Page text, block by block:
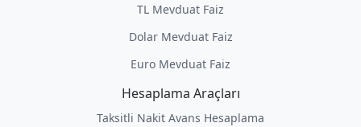
TL Mevduat Faiz
Dolar Mevduat Faiz
Euro Mevduat Faiz
Hesaplama Araçları
Taksitli Nakit Avans Hesaplama